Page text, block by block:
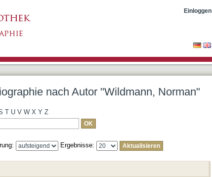
Einloggen
nach Autor "Wildmann, Norman"
T U V W X Y Z
Ergebnisse: